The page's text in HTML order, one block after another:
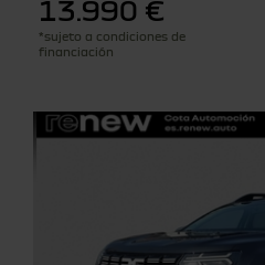
13.990 €
*sujeto a condiciones de
financiación